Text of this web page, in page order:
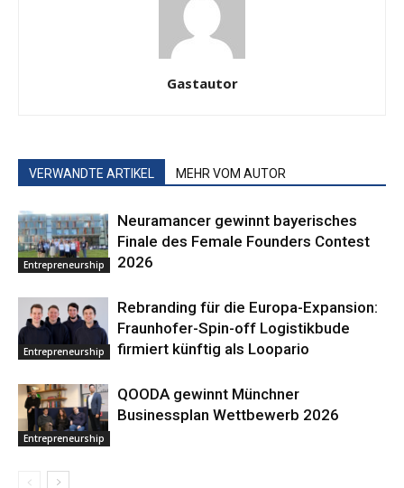
Gastautor
VERWANDTE ARTIKEL MEHR VOM AUTOR
Entrepreneurship
Neuramancer gewinnt bayerisches
Finale des Female Founders Contest
2026
Entrepreneurship
Rebranding für die Europa-Expansion:
Fraunhofer-Spin-off Logistikbude
firmiert künftig als Loopario
Entrepreneurship
QOODA gewinnt Münchner
Businessplan Wettbewerb 2026